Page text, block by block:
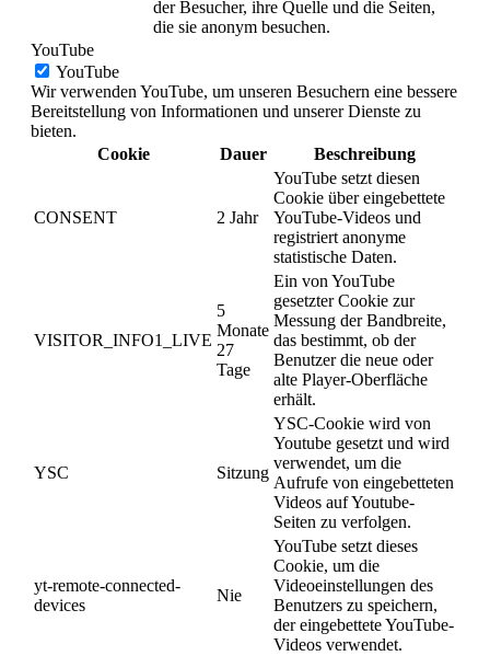
der Besucher, ihre Quelle und die Seiten,
die sie anonym besuchen.
YouTube
YouTube
Wir verwenden YouTube, um unseren Besuchern eine bessere
Bereitstellung von Informationen und unserer Dienste zu
bieten.
Cookie
Dauer Beschreibung
CONSENT 2 Jahr
YouTube setzt diesen
Cookie über eingebettete
YouTube-Videos und
registriert anonyme
statistische Daten.
VISITOR_INFO1_LIVE
5
Monate
27
Tage
Ein von YouTube
gesetzter Cookie zur
Messung der Bandbreite,
das bestimmt, ob der
Benutzer die neue oder
alte Player-Oberfläche
erhält.
YSC Sitzung
YSC-Cookie wird von
Youtube gesetzt und wird
verwendet, um die
Aufrufe von eingebetteten
Videos auf Youtube-
Seiten zu verfolgen.
yt-remote-connected-
devices
Nie
YouTube setzt dieses
Cookie, um die
Videoeinstellungen des
Benutzers zu speichern,
der eingebettete YouTube-
Videos verwendet.